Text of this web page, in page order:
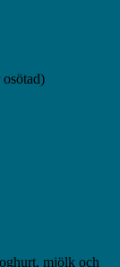
mjölk och